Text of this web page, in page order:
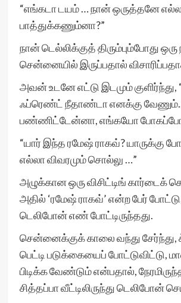
“எங்கடா டயம் … நான் ஒருத்தனே
பாத்துக்கணும்னா?”
நான் டெல்லிக்குத் திரும்பும்போது ஒரு
சென்னையில் இருப்பதால்
அவன் உடனே எட்டு இடமும்
ஃப்ரெண்ட் நீதாண்டா எனக்கு வேணும்..
பண்ணிட்டேன்னா, எங்கயோ
“யார் இந்த ரமேஷ் ராகவ்?
எல்லா விவரமும் சொல்லு …”
அழுக்கான ஒரு விசிட்டிங் கார்டைக்
அதில் ‘ரமேஷ் ராகவ்’ என்ற பேர் போட்டு,
டெலிபோன் எண் போட்டிருந்தது.
சென்னைக்குக் காலை வந்து சேர்ந்து,
பெட்டி படுக்கையைப் போட்டுவிட்டு,
பிடிக்க வேண்டும் என்பதால்,
சித்தப்பா வீட்டிலிருந்து டெலிபோன்